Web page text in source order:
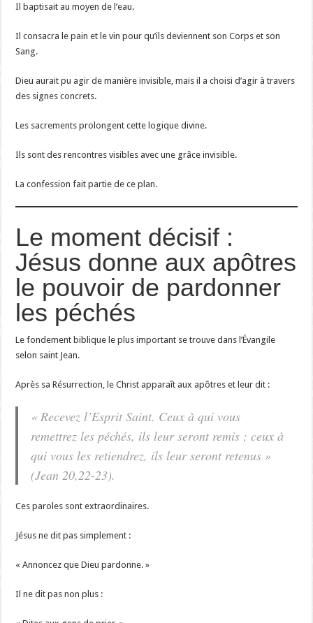
Il baptisait au moyen de l’eau.
Il consacra le pain et le vin pour qu’ils deviennent son Corps et son
Sang.
Dieu aurait pu agir de manière invisible, mais il a choisi d’agir à travers
des signes concrets.
Les sacrements prolongent cette logique divine.
Ils sont des rencontres visibles avec une grâce invisible.
La confession fait partie de ce plan.
Le moment décisif :
Jésus donne aux apôtres
le pouvoir de pardonner
les péchés
Le fondement biblique le plus important se trouve dans l’Évangile
selon saint Jean.
Après sa Résurrection, le Christ apparaît aux apôtres et leur dit :
« Recevez l’Esprit Saint. Ceux à qui vous
remettrez les péchés, ils leur seront remis ; ceux à
qui vous les retiendrez, ils leur seront retenus »
(Jean 20,22-23).
Ces paroles sont extraordinaires.
Jésus ne dit pas simplement :
« Annoncez que Dieu pardonne. »
Il ne dit pas non plus :